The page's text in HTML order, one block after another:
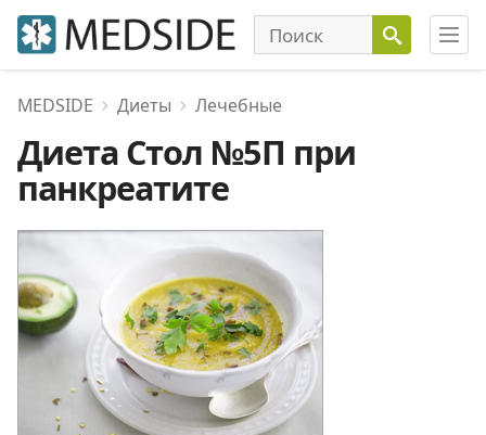
MEDSIDE Диеты Лечебные
Диета Стол №5П при
панкреатите